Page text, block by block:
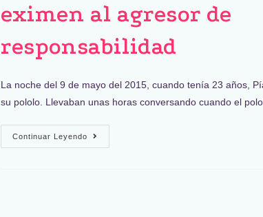
eximen al agresor de
responsabilidad
La noche del 9 de mayo del 2015, cuando tenía 23 años,
su pololo. Llevaban unas horas conversando cuando el
Continuar Leyendo